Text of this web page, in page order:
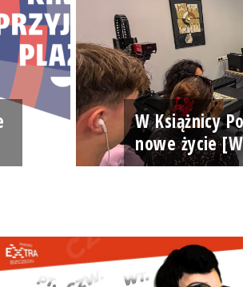
W Książnicy
nowe życie